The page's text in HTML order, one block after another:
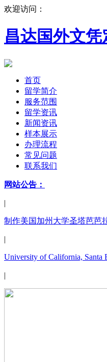
欢迎访问：
昌达国外文凭
首页
留学简介
服务范围
留学资讯
新闻资讯
样本展示
办理流程
常见问题
联系我们
网站公告：
|
制作美国加州大学圣塔芭芭
|
University of California, Santa
|